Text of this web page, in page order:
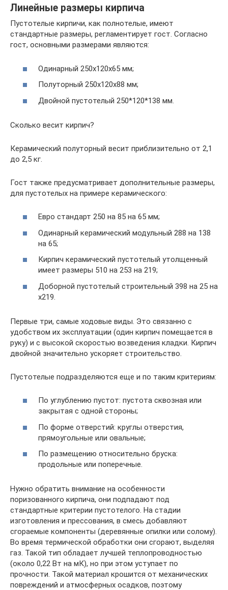
Линейные размеры кирпича
Пустотелые кирпичи, как полнотелые, имеют
стандартные размеры, регламентирует гост. Согласно
гост, основными размерами являются:
Одинарный 250х120х65 мм;
Полуторный 250х120х88 мм;
Двойной пустотелый 250*120*138 мм.
Сколько весит кирпич?
Керамический полуторный весит приблизительно от 2,1
до 2,5 кг.
Гост также предусматривает дополнительные размеры,
для пустотелых на примере керамического:
Евро стандарт 250 на 85 на 65 мм;
Одинарный керамический модульный 288 на 138
на 65;
Кирпич керамический пустотелый утолщенный
имеет размеры 510 на 253 на 219;
Доборной пустотелый строительный 398 на 25 на
х219.
Первые три, самые ходовые виды. Это связанно с
удобством их эксплуатации (один кирпич помещается в
руку) и с высокой скоростью возведения кладки. Кирпич
двойной значительно ускоряет строительство.
Пустотелые подразделяются еще и по таким критериям:
По углублению пустот: пустота сквозная или
закрытая с одной стороны;
По форме отверстий: круглы отверстия,
прямоугольные или овальные;
По размещению относительно бруска:
продольные или поперечные.
Нужно обратить внимание на особенности
поризованного кирпича, они подпадают под
стандартные критерии пустотелого. На стадии
изготовления и прессования, в смесь добавляют
сгораемые компоненты (деревянные опилки или солому).
Во время термической обработки они сгорают, выделяя
газ. Такой тип обладает лучшей теплопроводностью
(около 0,22 Вт на мК), но при этом уступает по
прочности. Такой материал крошится от механических
повреждений и атмосферных осадков, поэтому